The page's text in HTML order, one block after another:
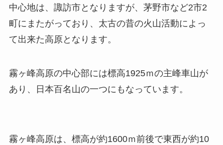
中心地は、諏訪市となりますが、茅野市など2市2
町にまたがっており、太古の昔の火山活動によっ
て出来た高原となります。
霧ヶ峰高原の中心部には標高1925ｍの主峰車山が
あり、日本百名山の一つにもなっています。
霧ヶ峰高原は、標高が約1600ｍ前後で東西が約10